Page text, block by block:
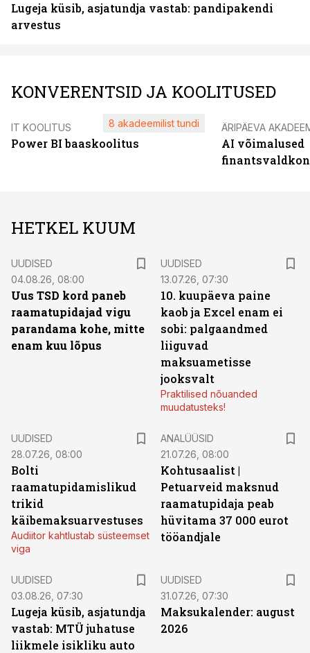
Lugeja küsib, asjatundja vastab: pandipakendi
arvestus
KONVERENTSID JA KOOLITUSED
IT KOOLITUS
Power BI baaskoolitus
8 akadeemilist tundi ÄRIPÄEVA
AI võimalused
HETKEL KUUM
UUDISED
04.08.26, 08:00
Uus TSD kord paneb
raamatupidajad vigu
parandama kohe, mitte
enam kuu lõpus
UUDISED
13.07.26, 07:30
10. kuupäeva paine
kaob ja Excel enam ei
sobi: palgaandmed
liiguvad
maksuametisse
jooksvalt
Praktilised nõuanded
muudatusteks!
UUDISED
28.07.26, 08:00
Bolti
raamatupidamislikud
trikid
käibemaksuarvestuses
Audiitor kahtlustab süsteemset
viga
ANALÜÜSID
21.07.26, 08:00
Kohtusaalist |
Petuarveid maksnud
raamatupidaja peab
hüvitama 37 000 eurot
tööandjale
UUDISED
03.08.26, 07:30
Lugeja küsib, asjatundja
vastab: MTÜ juhatuse
liikmele isikliku auto
UUDISED
31.07.26, 07:30
Maksukalender: august
2026